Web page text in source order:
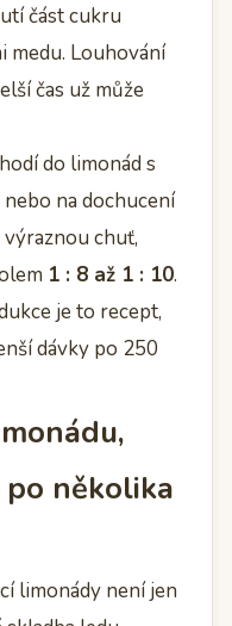
část cukru
medu. Louhování
čas už může
do limonád s
na dochucení
chuť,
1 : 8 až 1 : 10.
je to recept,
dávky po 250
několika
limonády není jen